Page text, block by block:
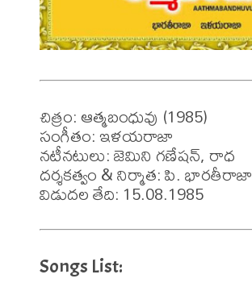
చిత్రం: ఆత్మబంధువు (1985)
సంగీతం: ఇళయరాజా
నటీనటులు: జెమిని గణేషన్, రాధ
దర్శకత్వం & నిర్మాత: పి. భారతీరాజా
విడుదల తేది: 15.08.1985